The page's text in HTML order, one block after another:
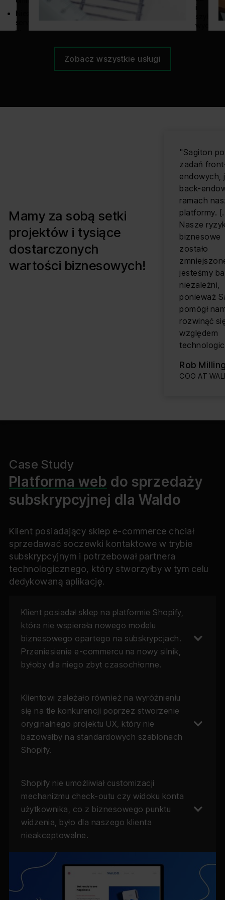
Niezawodne
serwery
w
sprzedażowych
i
szybkie
wyceny
Zobacz
Zobacz wszystkie usługi
Mamy za sobą setki
projektów i tysiące
dostarczonych
wartości biznesowych!
"Sagiton
zadań
endowych,
back-
ramach
platformy.
Nasze
biznesowe
zostało
jesteśmy
niezależni,
ponieważ
pomógł
rozwinąć
względem
Rob
COO AT
Case Study
Platforma web do sprzedaży
subskrypcyjnej dla Waldo
Klient posiadający sklep e-commerce chciał
sprzedawać soczewki kontaktowe w trybie
subskrypcyjnym i potrzebował partnera
technologicznego, który stworzyłby w tym celu
dedykowaną aplikację.
Klient posiadał sklep na platformie Shopify,
która nie wspierała nowego modelu
biznesowego opartego na subskrypcjach.
Przeniesienie e-commercu na nowy silnik,
byłoby dla niego zbyt czasochłonne.
Klientowi zależało również na wyróżnieniu
się na tle konkurencji poprzez stworzenie
oryginalnego projektu UX, który nie
bazowałby na standardowych szablonach
Shopify.
Shopify nie umożliwiał customizacji
mechanizmu check-outu czy widoku konta
użytkownika, co z biznesowego punktu
widzenia, było dla naszego klienta
nieakceptowalne.